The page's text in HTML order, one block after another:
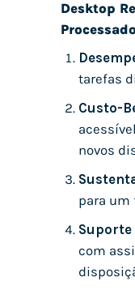
Desktop
tarefas
Custo-
novos
para um
Suporte
com